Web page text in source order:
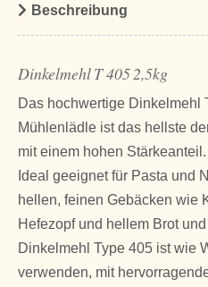
Beschreibung
Dinkelmehl T 405 2,5kg
Das hochwertige Dinkelmehl
Mühlenlädle ist das hellste
mit einem hohen Stärkeanteil.
Ideal geeignet für Pasta und
hellen, feinen Gebäcken wie
Hefezopf und hellem Brot
Dinkelmehl Type 405 ist wie
verwenden, mit